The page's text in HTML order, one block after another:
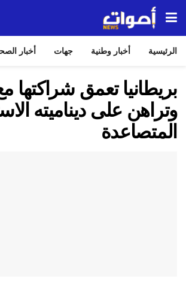
الرئيسية أخبار وطنية جهات أخبار
بريطانيا تعمق شراكتها
وتراهن على ديناميته
المتصاعدة